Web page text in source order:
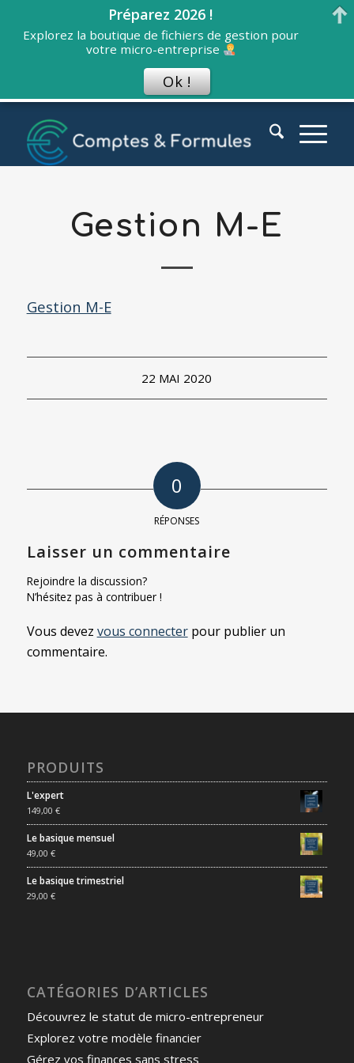
Gestion M-E
Gestion M-E
22 MAI 2020
0
RÉPONSES
Laisser un commentaire
Rejoindre la discussion?
N’hésitez pas à contribuer !
Vous devez vous connecterpour publier un
commentaire.
PRODUITS
L'expert
149,00 €
Le basique mensuel
49,00 €
Le basique trimestriel
29,00 €
CATÉGORIES D’ARTICLES
Découvrez le statut de micro-entrepreneur
Explorez votre modèle financier
Gérez vos finances sans stress
Préparez 2026 !
Explorez la boutique de fichiers de gestion pour
votre micro-entreprise
Ok !